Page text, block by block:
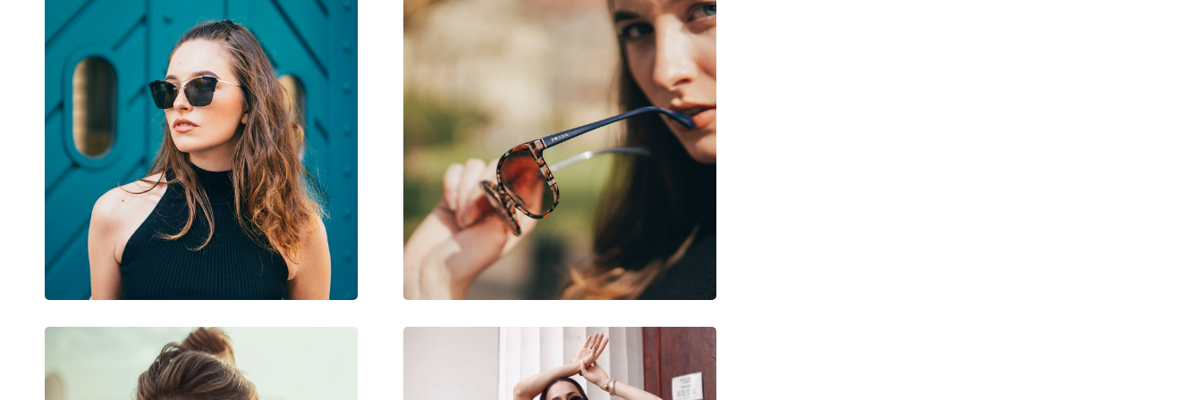
Farba rámov:
Zlatá
Druhotná farba rámu:
Hnedá
Materiál rámov:
Kov/Plast
Veľkosť:
M
Šírka:
131 mm
Dĺžka stranice:
140 mm
Šírka mostíka:
20 mm
Hmotnosť:
310 g
Nastaviteľné sedielka:
Áno
Flexi pánt:
Nie
Čistiaca handrička: